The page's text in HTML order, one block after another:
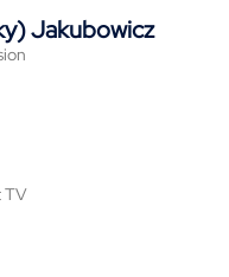
Jakubowicz
TV